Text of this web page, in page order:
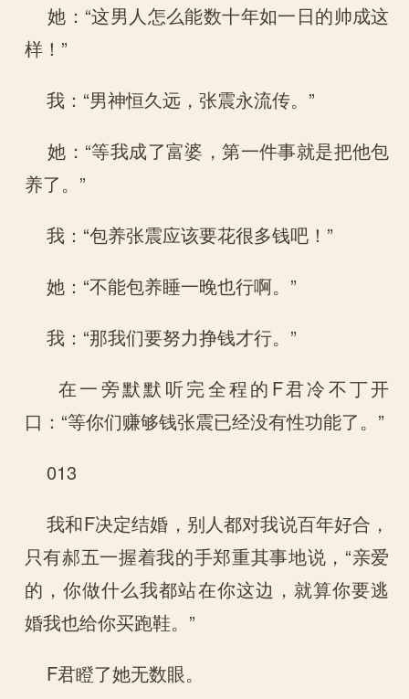
她：“这男人怎么能数十年如一日的帅成这
样！”
我：“男神恒久远，张震永流传。”
她：“等我成了富婆，第一件事就是把他包
养了。”
我：“包养张震应该要花很多钱吧！”
她：“不能包养睡一晚也行啊。”
我：“那我们要努力挣钱才行。”
在一旁默默听完全程的F君冷不丁开
口：“等你们赚够钱张震已经没有性功能了。”
013
我和F决定结婚，别人都对我说百年好合，
只有郝五一握着我的手郑重其事地说，“亲爱
的，你做什么我都站在你这边，就算你要逃
婚我也给你买跑鞋。”
F君瞪了她无数眼。